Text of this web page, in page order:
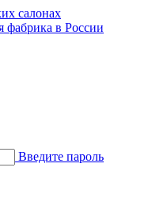
салонах
в России
Введите пароль